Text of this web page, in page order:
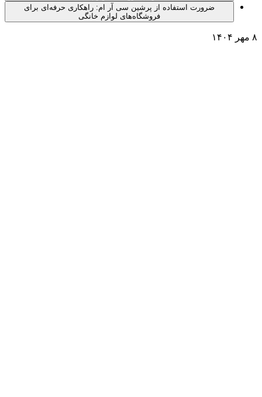
ضرورت استفاده از پرشین سی آر ام: راهکاری حرفه‌ای برای
فروشگاه‌های لوازم خانگی
۸ مهر ۱۴۰۴